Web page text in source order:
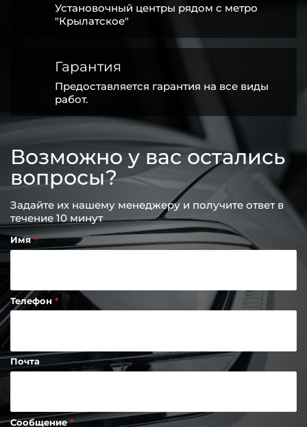
Установочный центры рядом с метро
"Крылатское"
Гарантия
Предоставляется гарантия на все виды
работ.
Возможно у вас остались
вопросы?
Задайте их нашему менеджеру и получите ответ в
течение 10 минут
Имя
Телефон
Почта
Сообщение